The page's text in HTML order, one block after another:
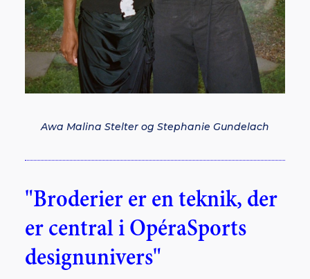
Awa Malina Stelter og Stephanie Gundelach
"Broderier er en teknik, der
er central i OpéraSports
designunivers"